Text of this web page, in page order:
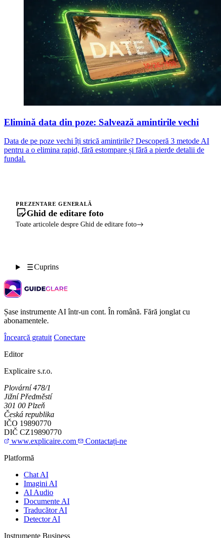
Elimină data din poze: Salvează amintirile vechi
Data de pe poze vechi îți strică amintirile? Descoperă 3 metode AI
pentru a o elimina rapid, fără estompare și fără a pierde detalii de
fundal.
PREZENTARE GENERALĂ
Ghid de editare foto
Toate articolele despre Ghid de editare foto
Cuprins
Șase instrumente AI într-un cont. În română. Fără jonglat cu
abonamentele.
Încearcă gratuit Conectare
Editor
Explicaire s.r.o.
Plovární 478/1
Jižní Předměstí
301 00 Plzeň
Česká republika
IČO 19890770
DIČ CZ19890770
www.explicaire.com
Contactați-ne
Platformă
Chat AI
Imagini AI
AI Audio
Documente AI
Traducător AI
Detector AI
Instrumente Business